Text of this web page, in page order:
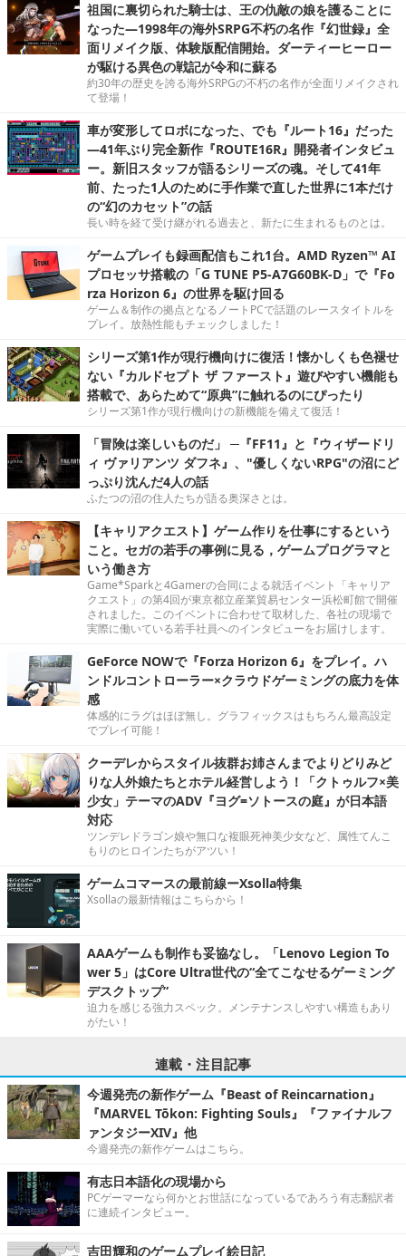
祖国に裏切られた騎士は、王の仇敵の娘を護ることに
なった―1998年の海外SRPG不朽の名作『幻世録』全
面リメイク版、体験版配信開始。ダーティーヒーロー
が駆ける異色の戦記が令和に蘇る
約30年の歴史を誇る海外SRPGの不朽の名作が全面リメイクされ
て登場！
車が変形してロボになった、でも『ルート16』だった
―41年ぶり完全新作『ROUTE16R』開発者インタビュ
ー。新旧スタッフが語るシリーズの魂。そして41年
前、たった1人のために手作業で直した世界に1本だけ
の“幻のカセット”の話
長い時を経て受け継がれる過去と、新たに生まれるものとは。
ゲームプレイも録画配信もこれ1台。AMD Ryzen™ AI
プロセッサ搭載の「G TUNE P5-A7G60BK-D」で『Fo
rza Horizon 6』の世界を駆け回る
ゲーム＆制作の拠点となるノートPCで話題のレースタイトルを
プレイ。放熱性能もチェックしました！
シリーズ第1作が現行機向けに復活！懐かしくも色褪せ
ない『カルドセプト ザ ファースト』遊びやすい機能も
搭載で、あらためて“原典”に触れるのにぴったり
シリーズ第1作が現行機向けの新機能を備えて復活！
「冒険は楽しいものだ」 ─『FF11』と『ウィザードリ
ィ ヴァリアンツ ダフネ』、"優しくないRPG"の沼にど
っぷり沈んだ4人の話
ふたつの沼の住人たちが語る奥深さとは。
【キャリアクエスト】ゲーム作りを仕事にするという
こと。セガの若手の事例に見る，ゲームプログラマと
いう働き方
Game*Sparkと4Gamerの合同による就活イベント「キャリア
クエスト」の第4回が東京都立産業貿易センター浜松町館で開催
されました。このイベントに合わせて取材した、各社の現場で
実際に働いている若手社員へのインタビューをお届けします。
GeForce NOWで『Forza Horizon 6』をプレイ。ハ
ンドルコントローラー×クラウドゲーミングの底力を体
感
体感的にラグはほぼ無し。グラフィックスはもちろん最高設定
でプレイ可能！
クーデレからスタイル抜群お姉さんまでよりどりみど
りな人外娘たちとホテル経営しよう！「クトゥルフ×美
少女」テーマのADV『ヨグ=ソトースの庭』が日本語
対応
ツンデレドラゴン娘や無口な複眼死神美少女など、属性てんこ
もりのヒロインたちがアツい！
ゲームコマースの最前線ーXsolla特集
Xsollaの最新情報はこちらから！
AAAゲームも制作も妥協なし。「Lenovo Legion To
wer 5」はCore Ultra世代の“全てこなせるゲーミング
デスクトップ”
迫力を感じる強力スペック。メンテナンスしやすい構造もあり
がたい！
連載・注目記事
今週発売の新作ゲーム『Beast of Reincarnation』
『MARVEL Tōkon: Fighting Souls』『ファイナルフ
ァンタジーXIV』他
今週発売の新作ゲームはこちら。
有志日本語化の現場から
PCゲーマーなら何かとお世話になっているであろう有志翻訳者
に連続インタビュー。
吉田輝和のゲームプレイ絵日記